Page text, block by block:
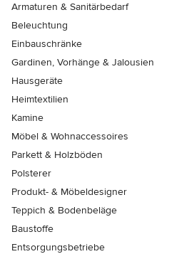
Armaturen & Sanitärbedarf
Beleuchtung
Einbauschränke
Gardinen, Vorhänge & Jalousien
Hausgeräte
Heimtextilien
Kamine
Möbel & Wohnaccessoires
Parkett & Holzböden
Polsterer
Produkt- & Möbeldesigner
Teppich & Bodenbeläge
Baustoffe
Entsorgungsbetriebe